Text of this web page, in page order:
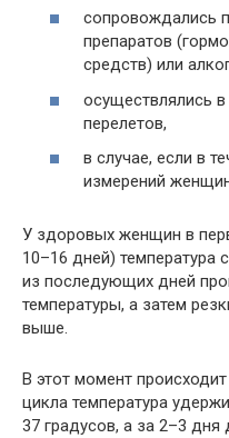
сопровождались
препаратов
средств) или
осуществлялись
перелетов,
в случае, если в
измерений
У здоровых женщин в
10–16 дней) температура
из последующих дней
температуры, а затем
выше.
В этот момент
цикла температура
37 градусов, а за 2–3 дня